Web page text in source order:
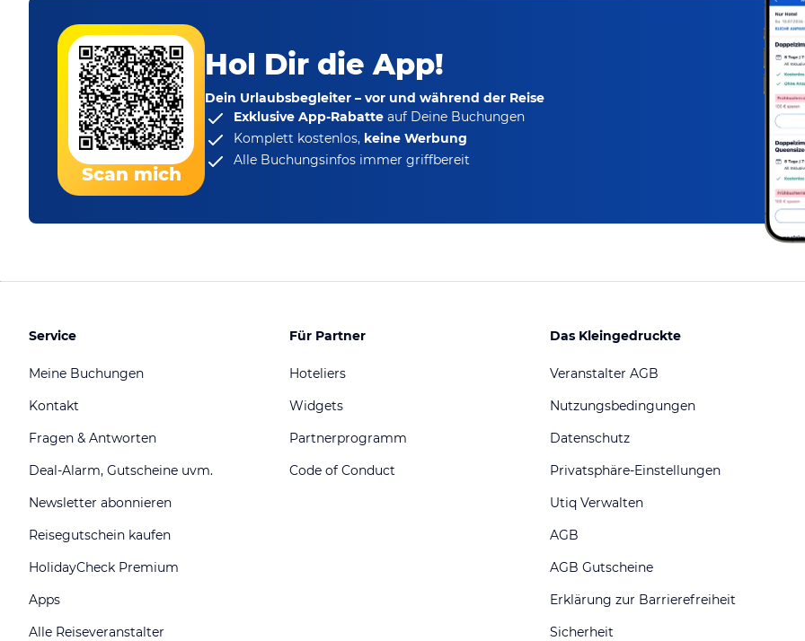
Scan mich
Hol Dir die App!
Dein Urlaubsbegleiter – vor und während der Reise
Exklusive App-Rabatte auf Deine Buchungen
Komplett kostenlos, keine Werbung
Alle Buchungsinfos immer griffbereit
Service
Meine Buchungen
Kontakt
Fragen & Antworten
Deal-Alarm, Gutscheine uvm.
Newsletter abonnieren
Reisegutschein kaufen
HolidayCheck Premium
Apps
Alle Reiseveranstalter
Für Partner
Hoteliers
Widgets
Partnerprogramm
Code of Conduct
Das Kleingedruckte
Veranstalter AGB
Nutzungsbedingungen
Datenschutz
Privatsphäre-Einstellungen
Utiq Verwalten
AGB
AGB Gutscheine
Erklärung zur Barrierefreiheit
Sicherheit